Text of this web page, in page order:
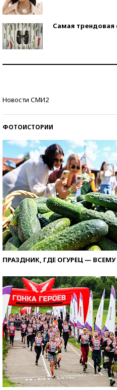
Самая трендовая
Новости СМИ2
ФОТОИСТОРИИ
ПРАЗДНИК, ГДЕ ОГУРЕЦ —